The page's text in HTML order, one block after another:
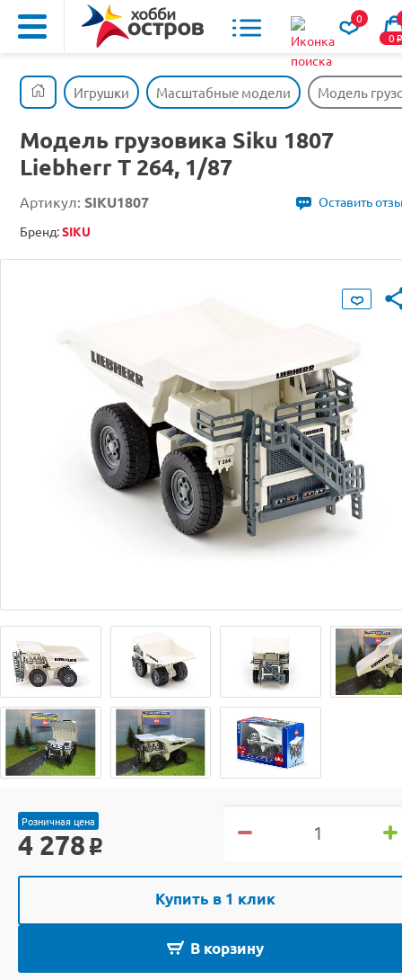
0
0o
Игрушки Масштабные модели Модель
Модель грузовика Siku 1807
Liebherr T 264, 1/87
Артикул: SIKU1807
Оставить
Бренд:SIKU
Розничная цена
4 278 o
Купить в 1 клик
В корзину